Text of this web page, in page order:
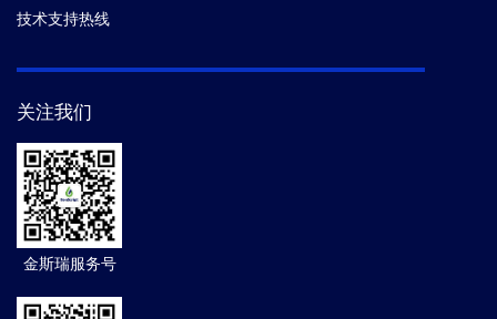
技术支持热线
关注我们
金斯瑞服务号